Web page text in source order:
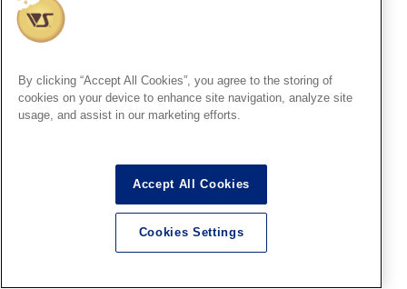
アクスタストラップ」のご紹介！
2026.02. 3
By clicking “Accept All Cookies”, you agree to the storing of
cookies on your device to enhance site navigation, analyze site
usage, and assist in our marketing efforts.
Accept All Cookies
Cookies Settings